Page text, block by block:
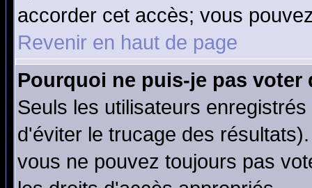
accorder cet accès; vous
Revenir en haut de page
Pourquoi ne puis-je pas voter
Seuls les utilisateurs
d'éviter le trucage des
vous ne pouvez toujours pas